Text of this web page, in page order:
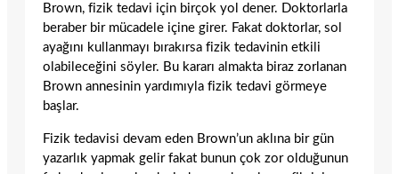
Brown, fizik tedavi için birçok yol dener. Doktorlarla
beraber bir mücadele içine girer. Fakat doktorlar, sol
ayağını kullanmayı bırakırsa fizik tedavinin etkili
olabileceğini söyler. Bu kararı almakta biraz zorlanan
Brown annesinin yardımıyla fizik tedavi görmeye
başlar.
Fizik tedavisi devam eden Brown’un aklına bir gün
yazarlık yapmak gelir fakat bunun çok zor olduğunun